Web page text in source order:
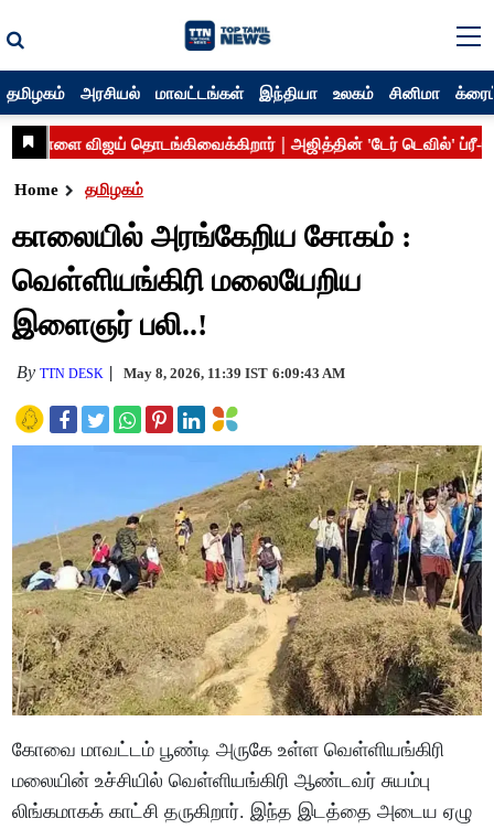
தமிழகம் அரசியல் மாவட்டங்கள் இந்தியா உலகம் சினிமா
Home தமிழகம்
காலையில் அரங்கேறிய சோகம் :
வெள்ளியங்கிரி மலையேறிய
இளைஞர் பலி..!
ByTTN DESK May 8, 2026, 11:39 IST 6:09:43 AM
கோவை மாவட்டம் பூண்டி அருகே உள்ள வெள்ளியங்கிரி
மலையின் உச்சியில் வெள்ளியங்கிரி ஆண்டவர் சுயம்பு
லிங்கமாகக் காட்சி தருகிறார். இந்த இடத்தை அடைய ஏழு